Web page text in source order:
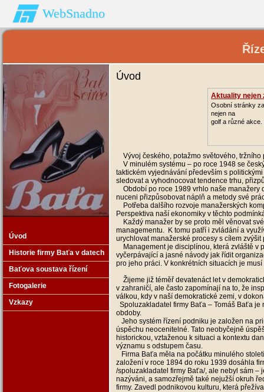
WebSnadno
Úvod
Historie firmy Baťa v datech
Baťova soustava řízení
Fotogalerie
Vzkazy
Úvod
Aktuality nejen
Osobní stránky
nejen na
golf a různé akce.
Vývoj českého, potažmo světového, tržního
V minulém systému – po roce 1948 se
taktickém vyjednávání především s
sledovat a vyhodnocovat tendence trhu,
Období po roce 1989 vrhlo naše manažery
nuceni přizpůsobovat náplň a metody své
Potřeba dalšího rozvoje manažerských
Perspektiva naší ekonomiky v těchto
Každý manažer by se proto měl věnovat
managementu. K tomu patří i zvládání a
urychlovat manažerské procesy s cílem
Management je disciplínou, která zvláště v
vyčerpávající a jasné návody jak řídit
pro jeho práci. V konkrétních situacích je
Žijeme již téměř devatenáct let v
v zahraničí, ale často zapomínají na to, že
válkou, kdy v naší demokratické zemi, v
Spoluzakladatel firmy Baťa – Tomáš Baťa je
obdoby.
Jeho systém řízení podniku je založen na
úspěchu neocenitelné. Tato neobyčejně
historickou, vztaženou k situaci a kontextu
významu s odstupem času.
Firma Baťa měla na počátku minulého
založení v roce 1894 do roku 1939 dosáhla
/spoluzakladatel firmy Baťa/, ale nebyl sám –
nazýváni, a samozřejmě také nejužší okruh
firmy. Zavedl podnikovou kulturu, která